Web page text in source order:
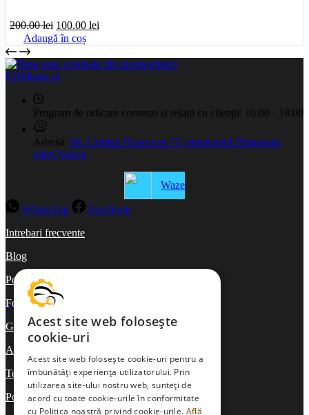
200.00lei Prețul
inițial
a
fost:
200.00 lei.
100.00 lei
este:
100.00 lei.
Adaugă în coș
EDMauto.ro
Program de ridicare comenzi și relații cu clienții: 10:00 - 18:00
Adresă: Str. Capitan Hoarca nr 75, municipiul Dragasani,
judet Valcea
Waze
WhatsApp
Facebook
Intrebari frecvente
Blog
Politica de ramburs și retur
Formular de retur
Garanții
ANPC
Termeni și condiții
Politica de Cookies
Acest site web folosește
cookie-uri
Acest site web folosește cookie-uri pentru a
îmbunătăți experiența utilizatorului. Prin
utilizarea site-ului nostru web, sunteți de
acord cu toate cookie-urile în conformitate
cu Politica noastră privind cookie-urile. Află